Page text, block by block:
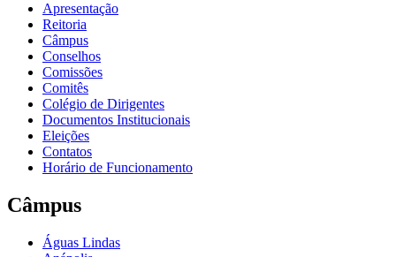
Apresentação
Reitoria
Câmpus
Conselhos
Comissões
Comitês
Colégio de Dirigentes
Documentos Institucionais
Eleições
Contatos
Horário de Funcionamento
Câmpus
Águas Lindas